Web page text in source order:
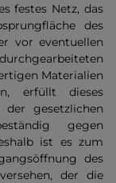
festes Netz, das
des
vor eventuellen
Materialien
erfüllt dieses
der gesetzlichen
gegen
ist es zum
des
der die